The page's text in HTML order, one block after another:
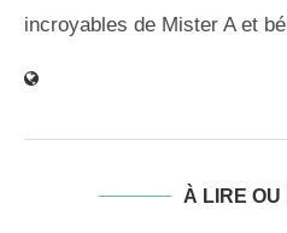
incroyables de Mister A et
À LIRE OU